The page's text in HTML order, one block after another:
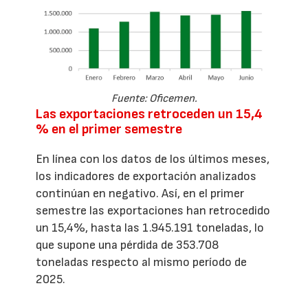
Fuente: Oficemen.
Las exportaciones retroceden un 15,4
% en el primer semestre
En línea con los datos de los últimos meses,
los indicadores de exportación analizados
continúan en negativo. Así, en el primer
semestre las exportaciones han retrocedido
un 15,4%, hasta las 1.945.191 toneladas, lo
que supone una pérdida de 353.708
toneladas respecto al mismo período de
2025.